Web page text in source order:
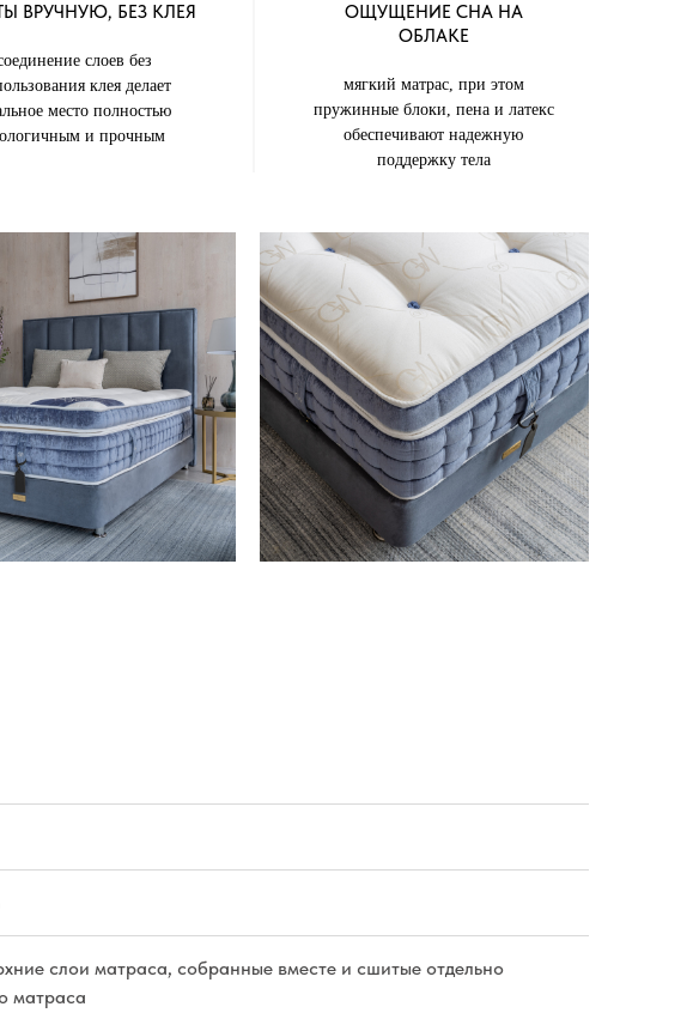
ВРУЧНУЮ, БЕЗ КЛЕЯ
слоев без
клея делает
место полностью
и прочным
ОЩУЩЕНИЕ СНА НА
ОБЛАКЕ
мягкий матрас, при этом
пружинные блоки, пена и латекс
обеспечивают надежную
поддержку тела
слои матраса, собранные вместе и сшитые отдельно
матраса